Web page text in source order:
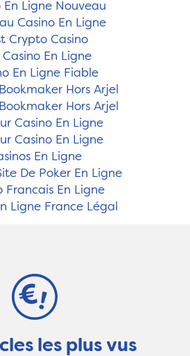
En Ligne Nouveau
Casino En Ligne
Crypto Casino
Casino En Ligne
En Ligne Fiable
Hors Arjel
Hors Arjel
Casino En Ligne
Casino En Ligne
En Ligne
De Poker En Ligne
Francais En Ligne
Ligne France Légal
les plus vus